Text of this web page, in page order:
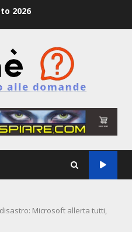
2026
Microsoft allerta tutti,